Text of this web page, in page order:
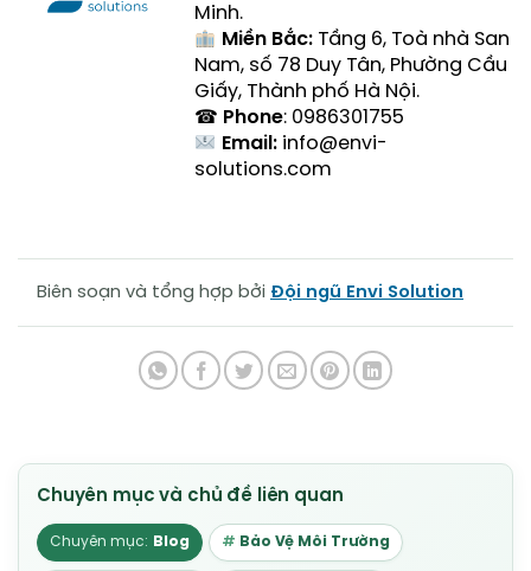
Minh.
Miền Bắc:Tầng 6, Toà nhà San
Nam, số 78 Duy Tân, Phường Cầu
Giấy, Thành phố Hà Nội.
☎ Phone: 0986301755
Email:info@envi-
solutions.com
Biên soạn và tổng hợp bởi Đội ngũ Envi Solution
Blog Bảo Vệ Môi Trường